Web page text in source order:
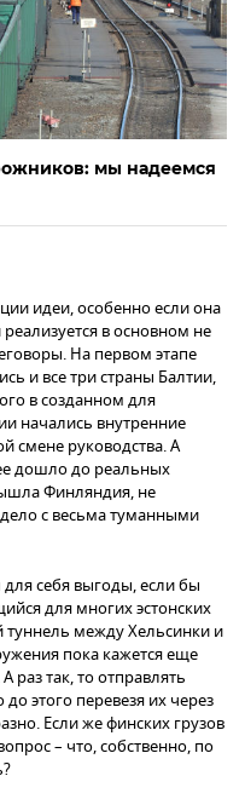
мы надеемся
идеи, особенно если она
в основном не
На первом этапе
и все три страны Балтии,
в созданном для
начались внутренние
смене руководства. А
дошло до реальных
Финляндия, не
с весьма туманными
себя выгоды, если бы
для многих эстонских
между Хельсинки и
пока кажется еще
раз так, то отправлять
этого перевезя их через
Если же финских грузов
– что, собственно, по